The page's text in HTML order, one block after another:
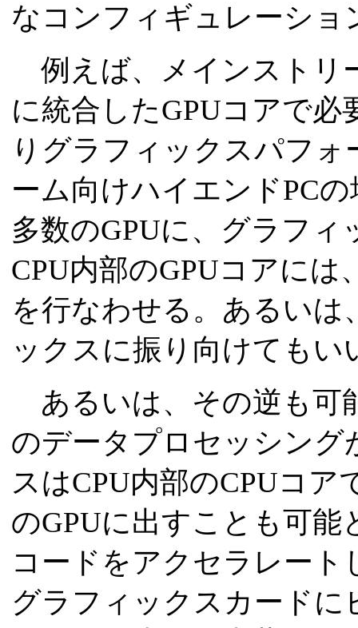
なコンフィギュレーショ
例えば、メインストリ
に統合したGPUコアで
りグラフィックスパフ
ーム向けハイエンドPC
多数のGPUに、グラフ
CPU内部のGPUコアに
を行なわせる。あるいは
ックスに振り向けてもい
あるいは、その逆も可
のデータプロセッシング
スはCPU内部のCPUコ
のGPUに出すことも可能
コードをアクセラレー
グラフィックスカード